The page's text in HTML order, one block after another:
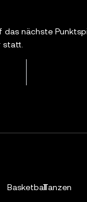
nächste
statt.
BasketballTanzen